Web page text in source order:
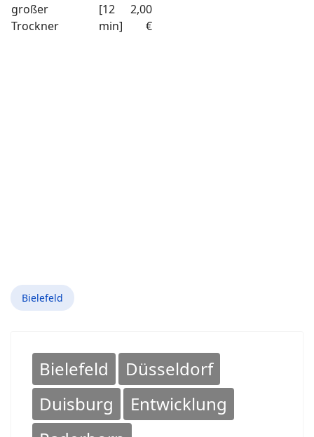
großer
Trockner
[12
min]
2,00
€
Bielefeld
Bielefeld
Düsseldorf
Duisburg
Entwicklung